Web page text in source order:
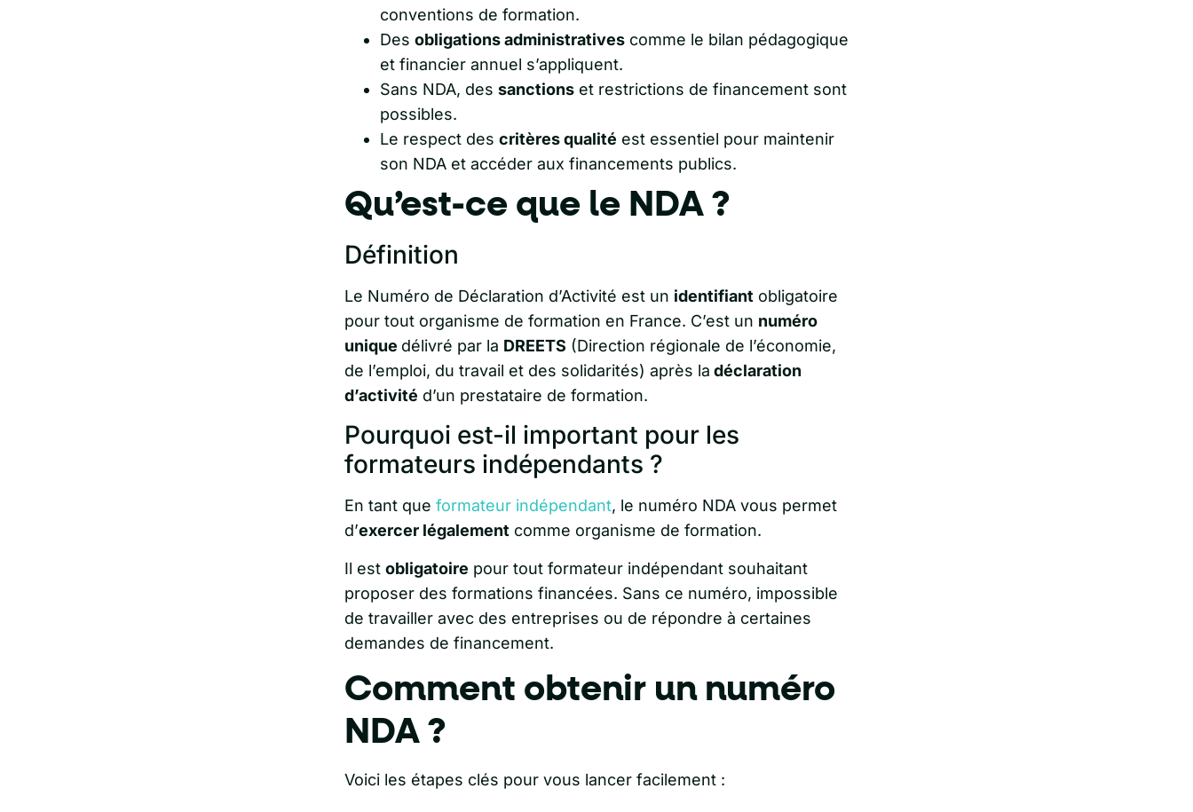
conventions de formation.
Des obligations administrativescomme le bilan pédagogique
et financier annuel s’appliquent.
Sans NDA, des sanctionset restrictions de financement sont
possibles.
Le respect des critères qualité est essentiel pour maintenir
son NDA et accéder aux financements publics.
Qu’est-ce que le NDA ?
Définition
Le Numéro de Déclaration d’Activité est un identifiant obligatoire
pour tout organisme de formation en France. C’est un numéro
unique délivré par la DREETS (Direction régionale de l’économie,
de l’emploi, du travail et des solidarités) après la déclaration
d’activité d’un prestataire de formation.
Pourquoi est-il important pour les
formateurs indépendants ?
En tant que formateur indépendant, le numéro NDA vous permet
d’exercer légalementcomme organisme de formation.
Il est obligatoire pour tout formateur indépendant souhaitant
proposer des formations financées. Sans ce numéro, impossible
de travailler avec des entreprises ou de répondre à certaines
demandes de financement.
Comment obtenir un numéro
NDA ?
Voici les étapes clés pour vous lancer facilement :